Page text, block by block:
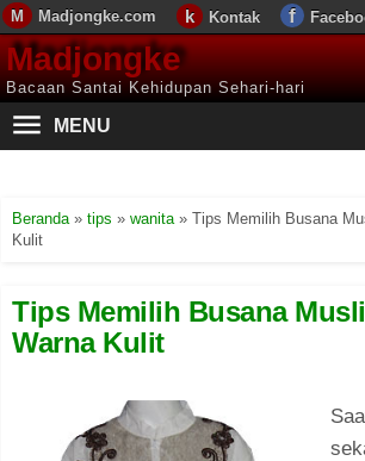
Madjongke.com Kontak
Madjongke
Bacaan Santai Kehidupan Sehari-hari
MENU
Beranda» tips » wanita» Tips Memilih Busana
Kulit
Tips Memilih Busana
Warna Kulit